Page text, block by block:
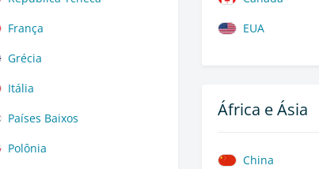
França
Grécia
Itália
Países Baixos
Polônia
EUA
África e Ásia
China